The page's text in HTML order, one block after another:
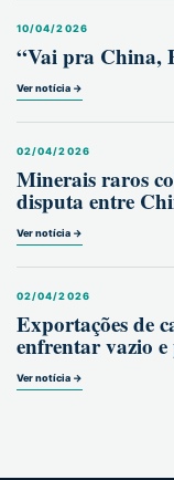
10/04/2026
“Vai pra China,
Ver notícia →
02/04/2026
Minerais raros
disputa entre
Ver notícia →
02/04/2026
Exportações de
enfrentar vazio
Ver notícia →